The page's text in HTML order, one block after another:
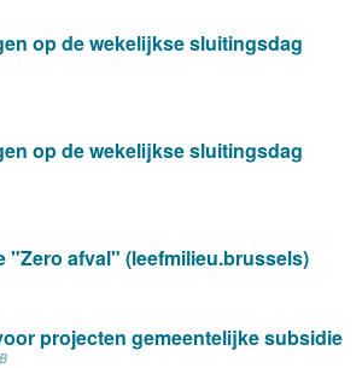
op de wekelijkse sluitingsdag
op de wekelijkse sluitingsdag
"Zero afval" (leefmilieu.brussels)
projecten gemeentelijke subsidie